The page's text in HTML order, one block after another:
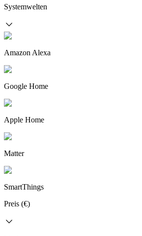
Systemwelten
Amazon Alexa
Google Home
Apple Home
Matter
SmartThings
Preis (€)